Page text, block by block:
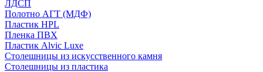
ЛДСП
Полотно АГТ (МДФ)
Пластик HPL
Пленка ПВХ
Пластик Alvic Luxe
Столешницы из искусственного камня
Столешницы из пластика